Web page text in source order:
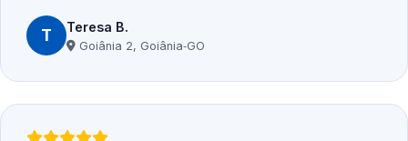
T Teresa B.
Goiânia 2, Goiânia‑GO